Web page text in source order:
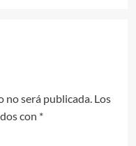
no será publicada. Los
con *